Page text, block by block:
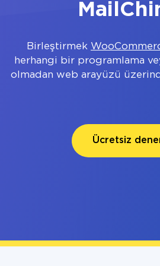
Birleştirmek
herhangi bir programlama
olmadan web arayüzü
Ücretsiz